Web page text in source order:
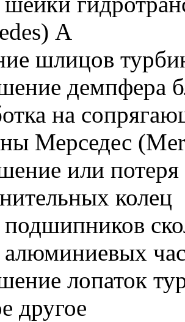
A
шлицов
демпфера
на
Мерседес
или
колец
подшипников
лопаток
другое